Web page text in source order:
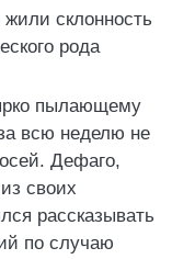
склонность
рода
пылающему
всю неделю не
Дефаго,
своих
рассказывать
по случаю